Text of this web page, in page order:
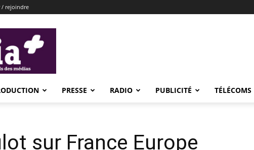
/ rejoindre
PRESSE RADIO PUBLICITÉ TÉLÉCOMS
sur France Europe